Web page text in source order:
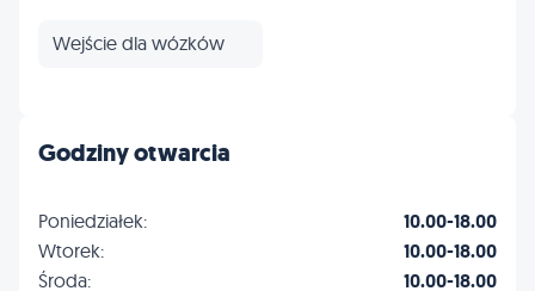
Wejście dla wózków
Godziny otwarcia
Poniedziałek: 10.00-18.00
Wtorek: 10.00-18.00
Środa: 10.00-18.00